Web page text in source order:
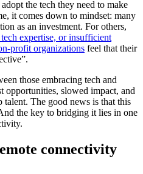
the tech they need to make
it comes down to mindset: many
as an investment. For others,
expertise, or insufficient
profit organizations feel that their
those embracing tech and
opportunities, slowed impact, and
talent. The good news is that this
the key to bridging it lies in one
connectivity